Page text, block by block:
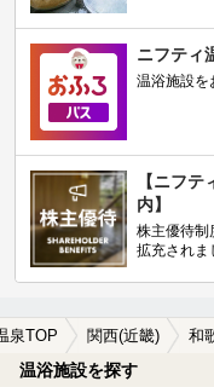
ニフティ
温浴施設を
【ニフ
内】
株主優待制
拡充されま
泉TOP 関西(近畿) 和
温浴施設を探す